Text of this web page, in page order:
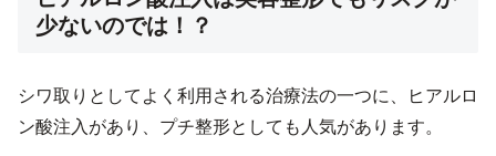
少ないのでは！？
シワ取りとしてよく利用される治療法の一つに、ヒアルロ
ン酸注入があり、プチ整形としても人気があります。